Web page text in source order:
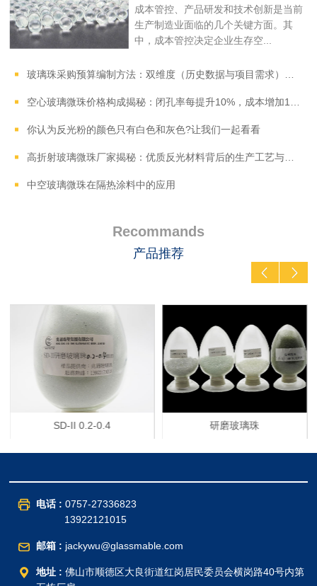
成本管控、产品研发和技术创新是当前
生产制造业面临的几个关键方面。其
中，成本管控决定企业生存空...
你认为反光粉的颜色只有白色和灰色?让我们一起看看
中空玻璃微珠在隔热涂料中的应用
Recommands
产品推荐
SD-II 0.2-0.4 研磨玻璃珠
电话 : 0757-27336823
13922121015
邮箱 : jackywu@glassmable.com
地址 : 佛山市顺德区大良街道红岗居民委员会横岗路40号内第